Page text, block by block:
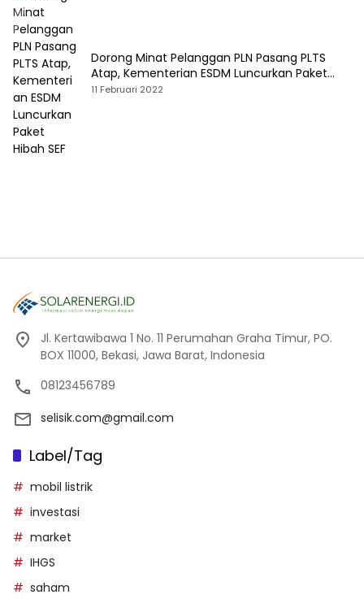
Dorong Minat Pelanggan PLN Pasang PLTS
Atap, Kementerian ESDM Luncurkan Paket
Hibah SEF
11 Februari 2022
Jl. Kertawibawa 1 No. 11 Perumahan Graha Timur, PO.
BOX 11000, Bekasi, Jawa Barat, Indonesia
08123456789
selisik.com@gmail.com
Label/Tag
mobil listrik
investasi
market
IHGS
saham